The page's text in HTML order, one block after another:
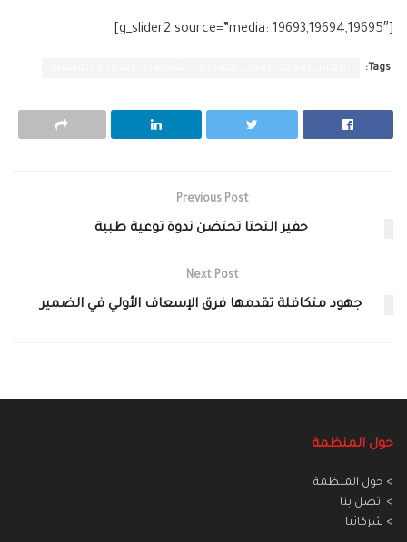
[g_slider2 source=”media: 19693,19694,19695″]
Tags:
Previous Post
حفير التحتا تحتضن ندوة توعية طبية
Next Post
جهود متكافلة تقدمها فرق الإسعاف الأولي في الضمير‎
حول المنظمة
> حول المنظمة
> اتصل بنا
> شركائنا